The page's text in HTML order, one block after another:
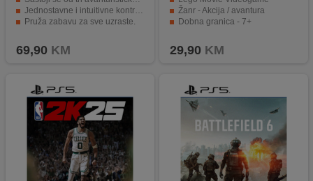
Jednostavne i intuitivne kontrole igre.
Pruža zabavu za sve uzraste.
69,90 KM
Žanr - Akcija / avantura
Dobna granica - 7+
29,90 KM